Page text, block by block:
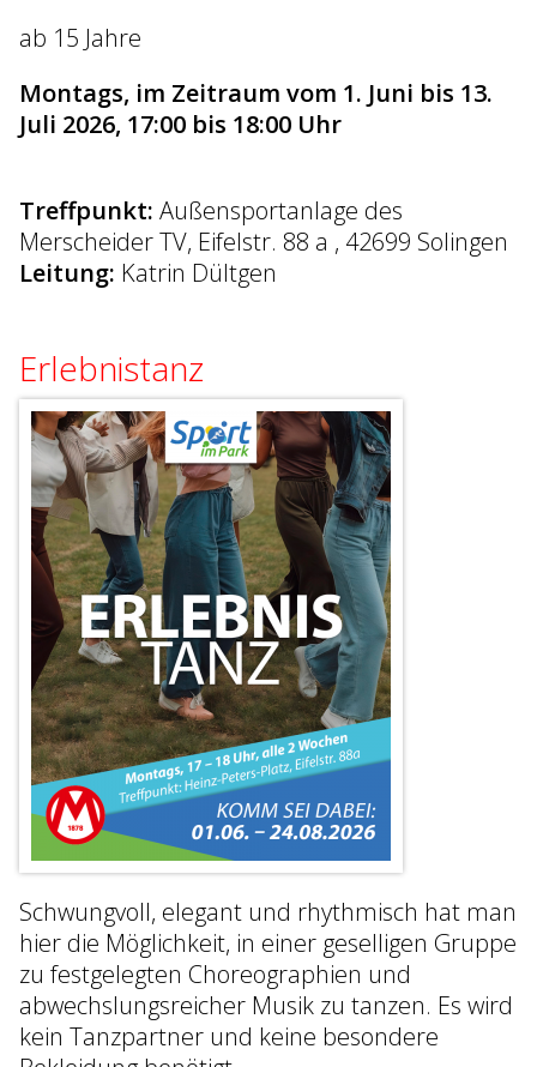
ab 15 Jahre
Montags, im Zeitraum vom 1. Juni bis 13.
Juli 2026, 17:00 bis 18:00 Uhr
Treffpunkt: Außensportanlage des
Merscheider TV, Eifelstr. 88 a , 42699 Solingen
Leitung: Katrin Dültgen
Erlebnistanz
Schwungvoll, elegant und rhythmisch hat man
hier die Möglichkeit, in einer geselligen Gruppe
zu festgelegten Choreographien und
abwechslungsreicher Musik zu tanzen. Es wird
kein Tanzpartner und keine besondere